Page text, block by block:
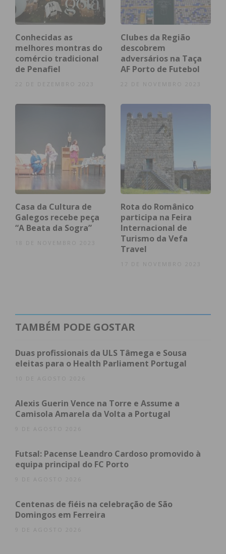
mundial depowerlifting
Artigo editado por Ricardo Rodrigues.
Assine nossa newsletter por e-mail e
obtenha de forma regular a informação
atualizada.
Eu li e concordo com ostermos e
condições
Conhecidas as
melhores montras do
comércio tradicional
de Penafiel
Clubes da Região
descobrem
adversários na Taça
AF Porto de Futebol
Casa da Cultura de
Galegos recebe peça
“A Beata da Sogra”
Rota do Românico
participa na Feira
Internacional de
Turismo da Vefa
Travel
17 DE NOVEMBRO 2023
TAMBÉM PODE GOSTAR
Duas profissionais da ULS Tâmega e Sousa
eleitas para o Health Parliament Portugal
10 DE AGOSTO 2026
Alexis Guerin Vence na Torre e Assume a
Camisola Amarela da Volta a Portugal
9 DE AGOSTO 2026
Futsal: Pacense Leandro Cardoso promovido à
equipa principal do FC Porto
9 DE AGOSTO 2026
Centenas de fiéis na celebração de São
Domingos em Ferreira
9 DE AGOSTO 2026